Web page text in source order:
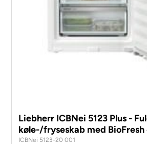
Liebherr ICBNei 5123 Plus -
køle-/fryseskab med BioFresh
ICBNei 5123-20 001